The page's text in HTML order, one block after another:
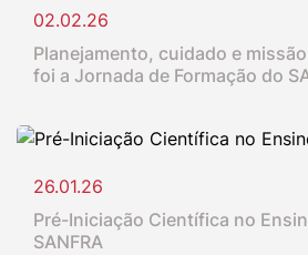
02.02.26
Planejamento, cuidado e
foi a Jornada de Formação do
26.01.26
Pré-Iniciação Científica no
SANFRA